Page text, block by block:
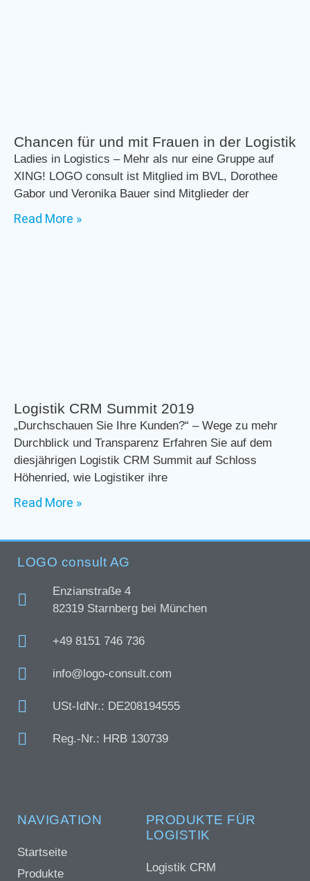
Chancen für und mit Frauen in der Logistik
Ladies in Logistics – Mehr als nur eine Gruppe auf
XING! LOGO consult ist Mitglied im BVL, Dorothee
Gabor und Veronika Bauer sind Mitglieder der
Read More »
Logistik CRM Summit 2019
„Durchschauen Sie Ihre Kunden?“ – Wege zu mehr
Durchblick und Transparenz Erfahren Sie auf dem
diesjährigen Logistik CRM Summit auf Schloss
Höhenried, wie Logistiker ihre
Read More »
LOGO consult AG
Enzianstraße 4
82319 Starnberg bei München
+49 8151 746 736
info@logo-consult.com
USt-IdNr.: DE208194555
Reg.-Nr.: HRB 130739
NAVIGATION
Startseite
Produkte
PRODUKTE FÜR
LOGISTIK
Logistik CRM